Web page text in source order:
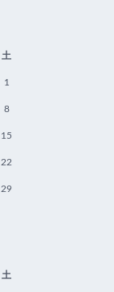
土
1
8
15
22
29
土